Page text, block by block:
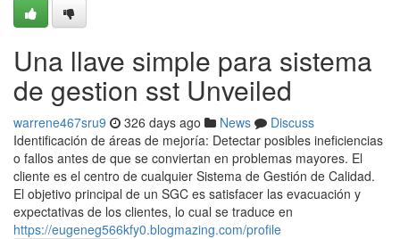
Una llave simple para sistema
de gestion sst Unveiled
warrene467sru9 326 days ago News
Discuss
Identificación de áreas de mejoría: Detectar posibles ineficiencias
o fallos antes de que se conviertan en problemas mayores. El
cliente es el centro de cualquier Sistema de Gestión de Calidad.
El objetivo principal de un SGC es satisfacer las evacuación y
expectativas de los clientes, lo cual se traduce en
https://eugeneg566kfy0.blogmazing.com/profile